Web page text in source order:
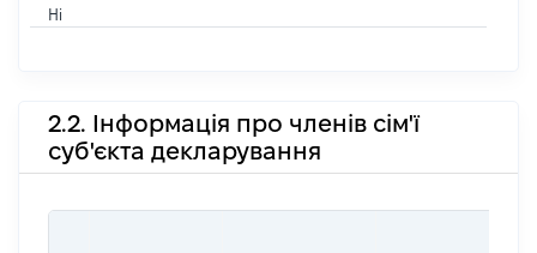
Ні
2.2. Інформація про членів сім'ї
суб'єкта декларування